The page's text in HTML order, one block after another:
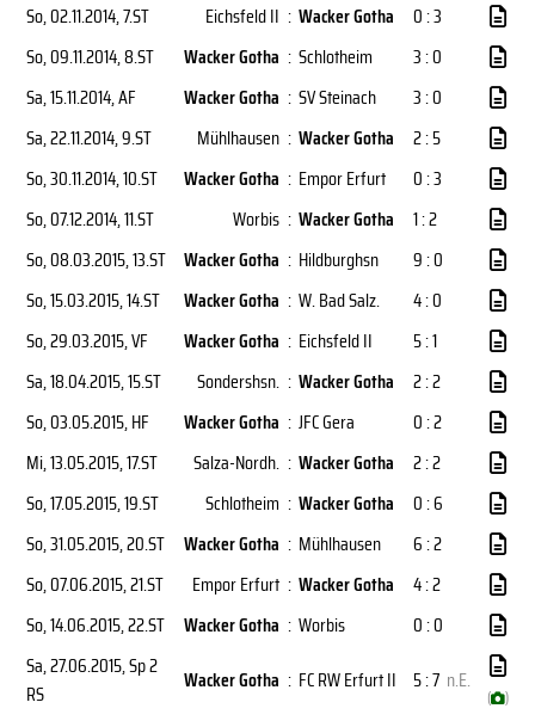
So, 02.11.2014, 7.ST Eichsfeld II : Wacker Gotha
0 : 3
So, 09.11.2014, 8.ST Wacker Gotha : Schlotheim
3 : 0
Sa, 15.11.2014, AF Wacker Gotha : SV Steinach
3 : 0
Sa, 22.11.2014, 9.ST Mühlhausen : Wacker Gotha
2 : 5
So, 30.11.2014, 10.ST Wacker Gotha : Empor Erfurt
0 : 3
So, 07.12.2014, 11.ST Worbis : Wacker Gotha
1 : 2
So, 08.03.2015, 13.ST Wacker Gotha : Hildburghsn
9 : 0
So, 15.03.2015, 14.ST Wacker Gotha : W. Bad Salz.
4 : 0
So, 29.03.2015, VF Wacker Gotha : Eichsfeld II
5 : 1
Sa, 18.04.2015, 15.ST Sondershsn. : Wacker Gotha
2 : 2
So, 03.05.2015, HF Wacker Gotha : JFC Gera
0 : 2
Mi, 13.05.2015, 17.ST Salza-Nordh. : Wacker Gotha
2 : 2
So, 17.05.2015, 19.ST Schlotheim : Wacker Gotha
0 : 6
So, 31.05.2015, 20.ST Wacker Gotha : Mühlhausen
6 : 2
So, 07.06.2015, 21.ST Empor Erfurt : Wacker Gotha
4 : 2
So, 14.06.2015, 22.ST Wacker Gotha : Worbis
0 : 0
Sa, 27.06.2015, Sp 2
RS
Wacker Gotha : FC RW Erfurt II 5 : 7 n.E.
( )